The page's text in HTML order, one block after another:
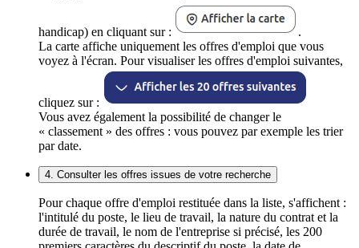
handicap) en cliquant sur :
.
La carte affiche uniquement les offres d'emploi que vous
voyez à l'écran. Pour visualiser les offres d'emploi suivantes,
cliquez sur :
Vous avez également la possibilité de changer le
« classement » des offres : vous pouvez par exemple les trier
par date.
4. Consulter les offres issues de votre recherche
Pour chaque offre d'emploi restituée dans la liste, s'affichent :
l'intitulé du poste, le lieu de travail, la nature du contrat et la
durée de travail, le nom de l'entreprise si précisé, les 200